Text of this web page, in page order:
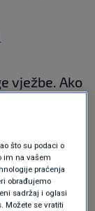
vježbe. Ako
dizanje
čiste
što su podaci o
im na vašem
praćenja
obrađujemo
sadržaj i oglasi
Možete se vratiti